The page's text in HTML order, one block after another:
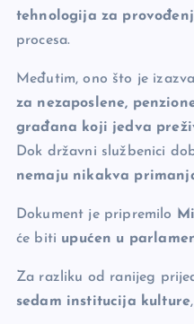
tehnologija za
procesa.
Međutim, ono što je
za nezaposlene,
građana koji jedva
Dok državni službenici
nemaju nikakva
Dokument je pripremilo
će biti upućen u
Za razliku od ranijeg
sedam institucija kulture